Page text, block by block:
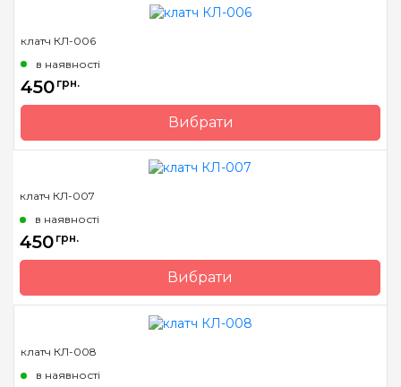
клатч КЛ-006
в наявності
450 грн.
Вибрати
Бренд
Барвиста Вишиванка
клатч КЛ-007
в наявності
450 грн.
Вибрати
Бренд
Барвиста Вишиванка
клатч КЛ-008
в наявності